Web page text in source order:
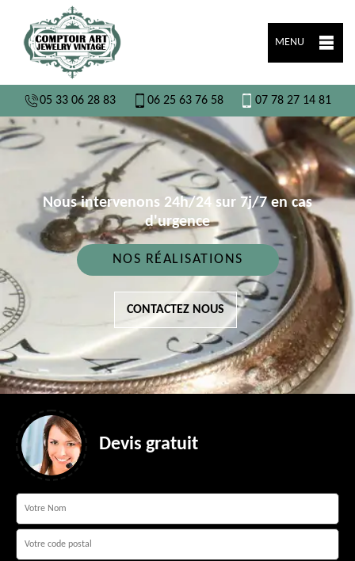
MENU
05 33 06 28 83 06 25 63 76 58 07 78 27 14 81
Nous intervenons 24h/24 sur 7j/7 en cas
d'urgence
NOS RÉALISATIONS
CONTACTEZ NOUS
Devis gratuit